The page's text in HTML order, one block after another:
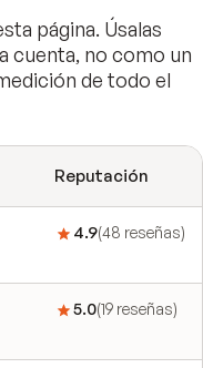
página. Úsalas
cuenta, no como un
de todo el
Reputación
4.9(48 reseñas)
5.0(19 reseñas)